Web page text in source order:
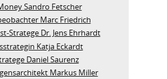
Sandro Fetscher
Marc Friedrich
Stratege Dr. Jens Ehrhardt
Katja Eckardt
Daniel Saurenz
Markus Miller